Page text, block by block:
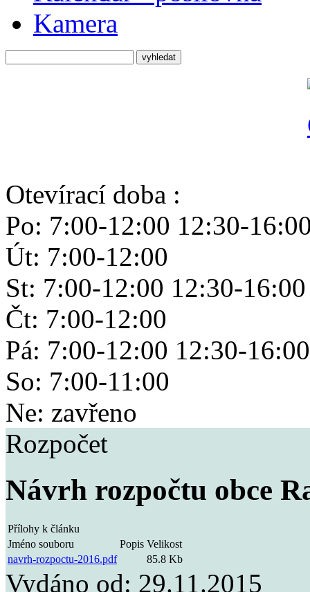
Kamera
Otevírací doba :
Po: 7:00-12:00 12:30-
Út: 7:00-12:00
St: 7:00-12:00 12:30-16:00
Čt: 7:00-12:00
Pá: 7:00-12:00 12:30-16:00
So: 7:00-11:00
Ne: zavřeno
Rozpočet
Návrh rozpočtu obce
Přílohy k článku
Jméno souboru
Popis Velikost
navrh-rozpoctu-2016.pdf
85.8 Kb
Vydáno od: 29.11.2015